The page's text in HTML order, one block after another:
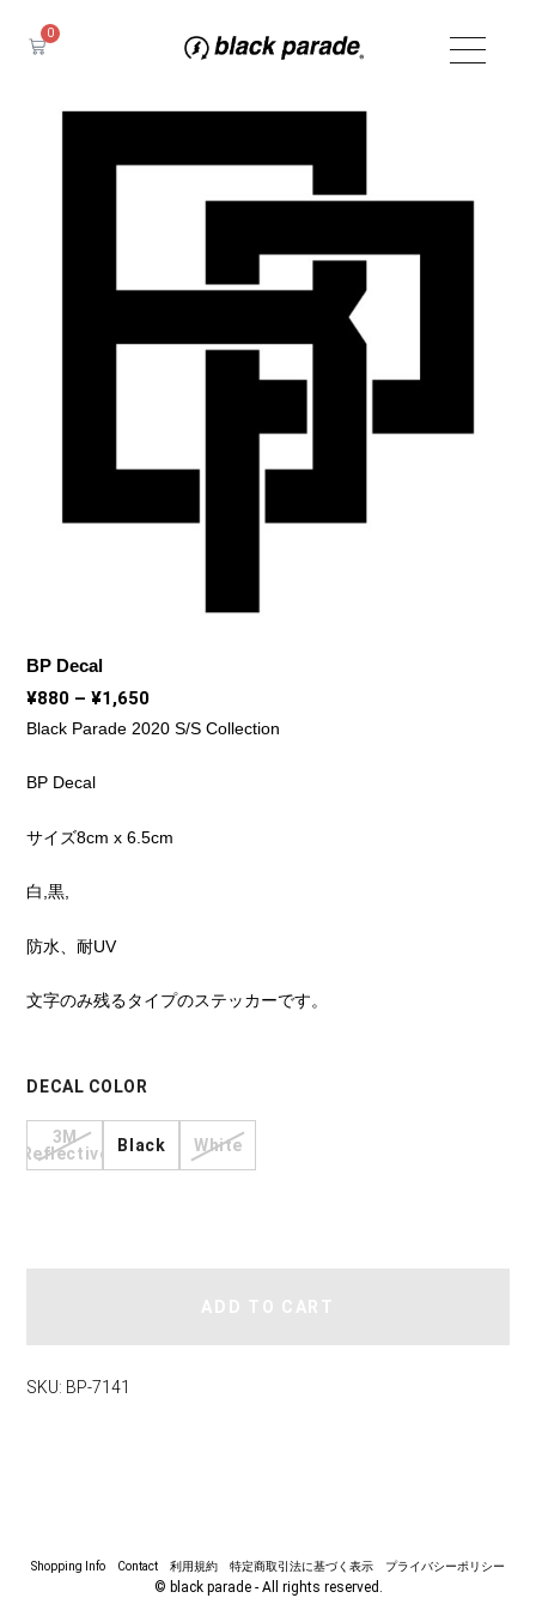
0
Cart
BP Decal
¥880 –¥1,650価
格
¥1,650
Black Parade 2020 S/S Collection
BP Decal
サイズ8cm x 6.5cm
白,黒,
防水、耐UV
文字のみ残るタイプのステッカーです。
DECAL COLOR
3M
Reflective
Black White
ADD TO CART
SKU: BP-7141
Shopping Info Contact 利用規約 特定商取引法に基づく表示 プライバシーポリシー
© black parade - All rights reserved.